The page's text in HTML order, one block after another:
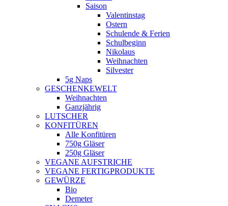
Saison
Valentinstag
Ostern
Schulende & Ferien
Schulbeginn
Nikolaus
Weihnachten
Silvester
5g Naps
GESCHENKEWELT
Weihnachten
Ganzjährig
LUTSCHER
KONFITÜREN
Alle Konfitüren
750g Gläser
250g Gläser
VEGANE AUFSTRICHE
VEGANE FERTIGPRODUKTE
GEWÜRZE
Bio
Demeter